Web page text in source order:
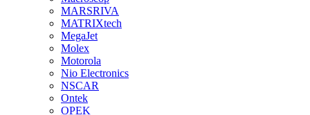
MARSRIVA
MATRIXtech
MegaJet
Molex
Motorola
Nio Electronics
NSCAR
Ontek
OPEK